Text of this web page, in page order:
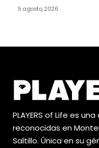
5 agosto, 2026
PLAYERS of Life es
reconocidas en
Saltillo. Única en su